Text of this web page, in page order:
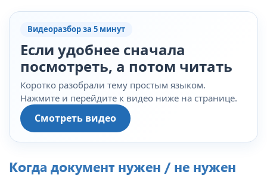
Видеоразбор за 5 минут
Если удобнее сначала
посмотреть, а потом читать
Коротко разобрали тему простым языком.
Нажмите и перейдите к видео ниже на странице.
Смотреть видео
Когда документ нужен / не нужен